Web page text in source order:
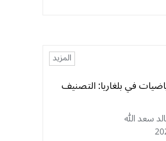
المزيد
في بلغاريا: التصنيف
سعد الله